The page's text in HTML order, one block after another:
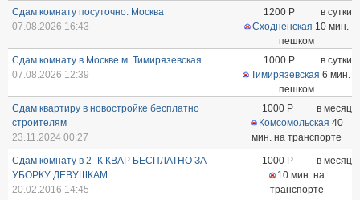
Сдам комнату посуточно. Москва
07.08.2026 16:43
1200 Р
в сутки
Сходненская 10 мин.
пешком
Сдам комнату в Москве м. Тимирязевская
07.08.2026 12:39
1000 Р
в сутки
Тимирязевская 6 мин.
пешком
Сдам квартиру в новостройке бесплатно
строителям
23.11.2024 00:27
1000 Р
в месяц
Комсомольская 40
мин. на транспорте
Сдам комнату в 2- К КВАР БЕСПЛАТНО ЗА
УБОРКУ ДЕВУШКАМ
20.02.2016 14:45
1000 Р
в месяц
10 мин. на
транспорте